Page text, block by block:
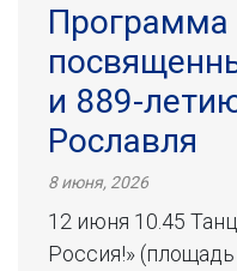
Программа
и 889-
Рославля
8 июня, 2026
12 июня 10.45
Россия!»